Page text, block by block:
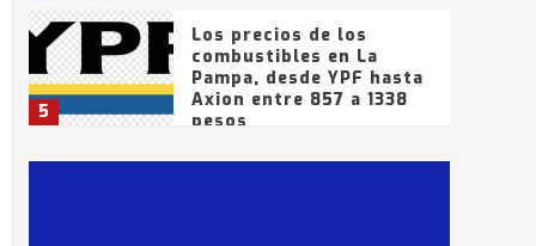
5
Los precios de los
combustibles en La
Pampa, desde YPF hasta
Axion entre 857 a 1338
pesos
La Bolsa de Cereales de